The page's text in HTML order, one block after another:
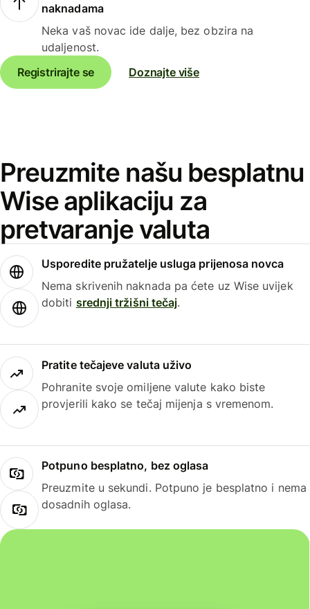
naknadama
Neka vaš novac ide dalje, bez obzira na
udaljenost.
Registrirajte se
Doznajte više
Preuzmite našu besplatnu
Wise aplikaciju za
pretvaranje valuta
Usporedite pružatelje usluga prijenosa novca
Nema skrivenih naknada pa ćete uz Wise uvijek
dobiti srednji tržišni tečaj.
Pratite tečajeve valuta uživo
Pohranite svoje omiljene valute kako biste
provjerili kako se tečaj mijenja s vremenom.
Potpuno besplatno, bez oglasa
Preuzmite u sekundi. Potpuno je besplatno i nema
dosadnih oglasa.